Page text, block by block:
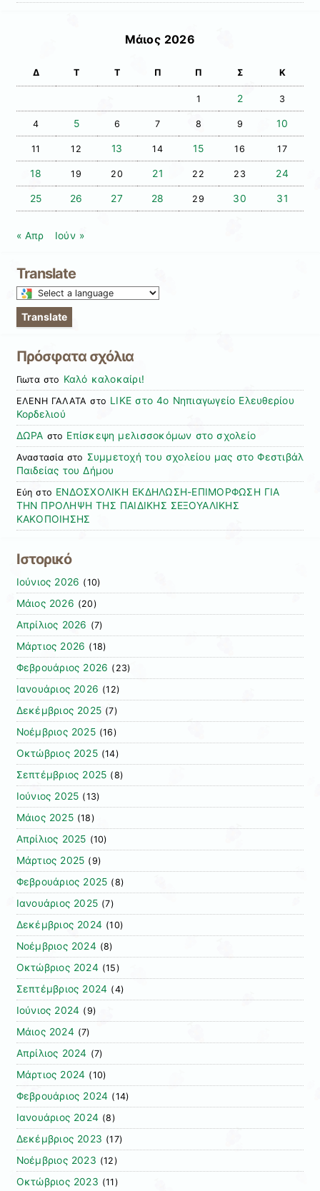
Μάιος 2026
Δ Τ Τ Π Π Σ Κ
1 2 3
4 5 6 7 8 9 10
11 12 13 14 15 16 17
18 19 20 21 22 23 24
25 26 27 28 29 30 31
« Απρ Ιούν »
Translate
Select
a
language
translate
page
Translate
Πρόσφατα σχόλια
Γιωταστο Καλό καλοκαίρι!
ΕΛΕΝΗ ΓΑΛΑΤΑ στο LIKE στο 4ο Νηπιαγωγείο Ελευθερίου
Κορδελιού
ΔΩΡΑ στο Επίσκεψη μελισσοκόμων στο σχολείο
Αναστασίαστο Συμμετοχή του σχολείου μας στο Φεστιβάλ
Παιδείας του Δήμου
Εύη στο ΕΝΔΟΣΧΟΛΙΚΗ ΕΚΔΗΛΩΣΗ-ΕΠΙΜΟΡΦΩΣΗ ΓΙΑ
ΤΗΝ ΠΡΟΛΗΨΗ ΤΗΣ ΠΑΙΔΙΚΗΣ ΣΕΞΟΥΑΛΙΚΗΣ
ΚΑΚΟΠΟΙΗΣΗΣ
Ιστορικό
Ιούνιος 2026 (10)
Μάιος 2026 (20)
Απρίλιος 2026 (7)
Μάρτιος 2026 (18)
Φεβρουάριος 2026 (23)
Ιανουάριος 2026 (12)
Δεκέμβριος 2025 (7)
Νοέμβριος 2025(16)
Οκτώβριος 2025(14)
Σεπτέμβριος 2025 (8)
Ιούνιος 2025 (13)
Μάιος 2025(18)
Απρίλιος 2025 (10)
Μάρτιος 2025 (9)
Φεβρουάριος 2025 (8)
Ιανουάριος 2025 (7)
Δεκέμβριος 2024 (10)
Νοέμβριος 2024 (8)
Οκτώβριος 2024 (15)
Σεπτέμβριος 2024 (4)
Ιούνιος 2024 (9)
Μάιος 2024 (7)
Απρίλιος 2024 (7)
Μάρτιος 2024 (10)
Φεβρουάριος 2024 (14)
Ιανουάριος 2024 (8)
Δεκέμβριος 2023 (17)
Νοέμβριος 2023 (12)
Οκτώβριος 2023 (11)